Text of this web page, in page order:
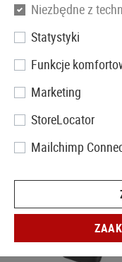
AGX
Niezbędne z
Statystyki
Funkcje
Marketing
StoreLocator
Mailchimp